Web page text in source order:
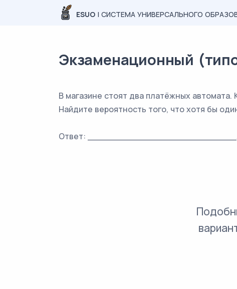
ESUO | СИСТЕМА УНИВЕРСАЛЬНОГО
Экзаменационный
В магазине стоят два платёжных
Найдите вероятность того, что хотя бы
Ответ: